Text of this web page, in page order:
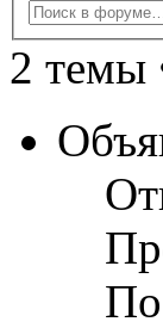
2 темы